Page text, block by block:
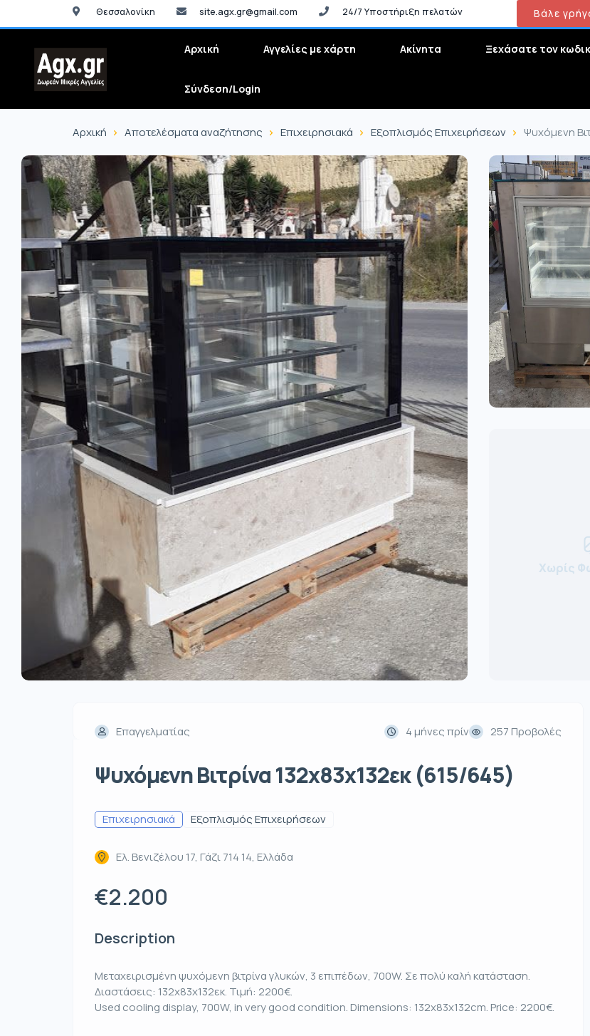
Θεσσαλονίκη site.agx.gr@gmail.com 24/7 Υποστήριξη πελατών Βάλε
Αρχική Αγγελίες με χάρτη Ακίνητα Ξεχάσατε τον
Σύνδεση/Login
Αρχική Αποτελέσματα αναζήτησης Επιχειρησιακά Εξοπλισμός Επιχειρήσεων Ψυχόμενη
Χωρίς
Επαγγελματίας 4 μήνες πρίν 257 Προβολές
Ψυχόμενη Βιτρίνα 132x83x132εκ (615/645)
Επιχειρησιακά Εξοπλισμός Επιχειρήσεων
Ελ. Βενιζέλου 17, Γάζι 714 14, Ελλάδα
€2.200
Description
Μεταχειρισμένη ψυχόμενη βιτρίνα γλυκών, 3 επιπέδων, 700W. Σε πολύ καλή κατάσταση.
Διαστάσεις: 132x83x132εκ. Τιμή: 2200€.
Used cooling display, 700W, in very good condition. Dimensions: 132x83x132cm. Price: 2200€.